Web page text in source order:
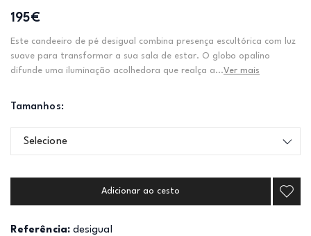
195€
Este candeeiro de pé desigual combina presença escultórica com luz
suave para transformar a sua sala de estar. O globo opalino
difunde uma iluminação acolhedora que realça a...Ver mais
Tamanhos:
Selecione
Adicionar ao cesto
Referência: desigual